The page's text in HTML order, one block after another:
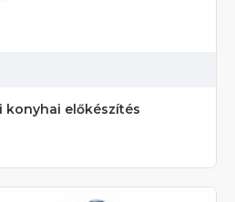
konyhai előkészítés